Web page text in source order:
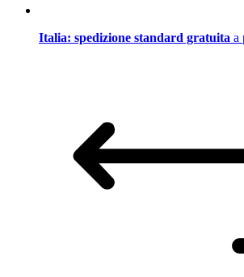
Italia: spedizione standard gratuita a